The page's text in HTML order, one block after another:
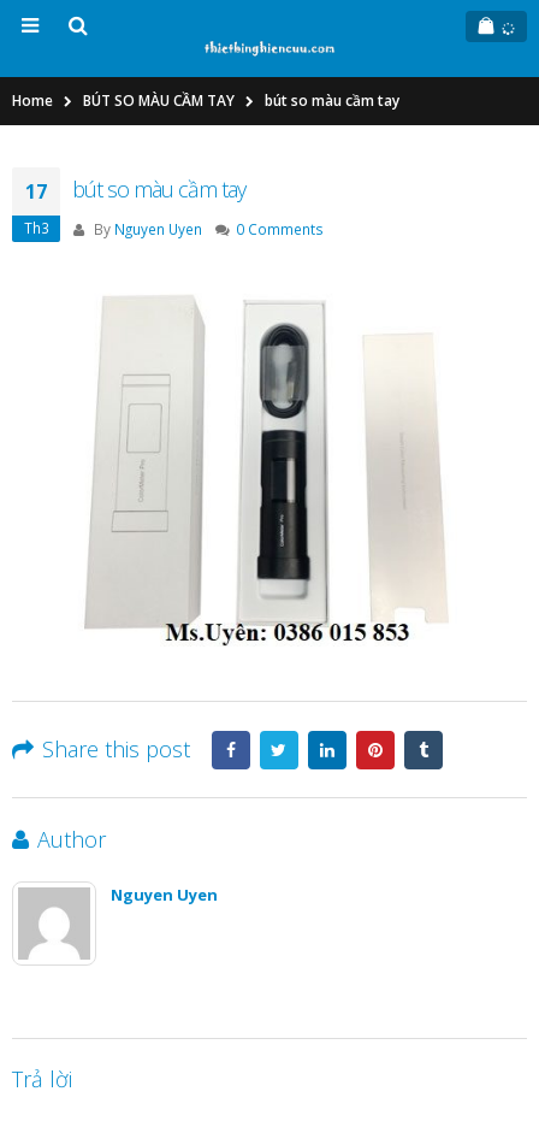
Home BÚT SO MÀU CẦM TAY bút so màu cầm tay
17
Th3
bút so màu cầm tay
By Nguyen Uyen 0 Comments
Share this post
Author
Nguyen Uyen
Trả lời